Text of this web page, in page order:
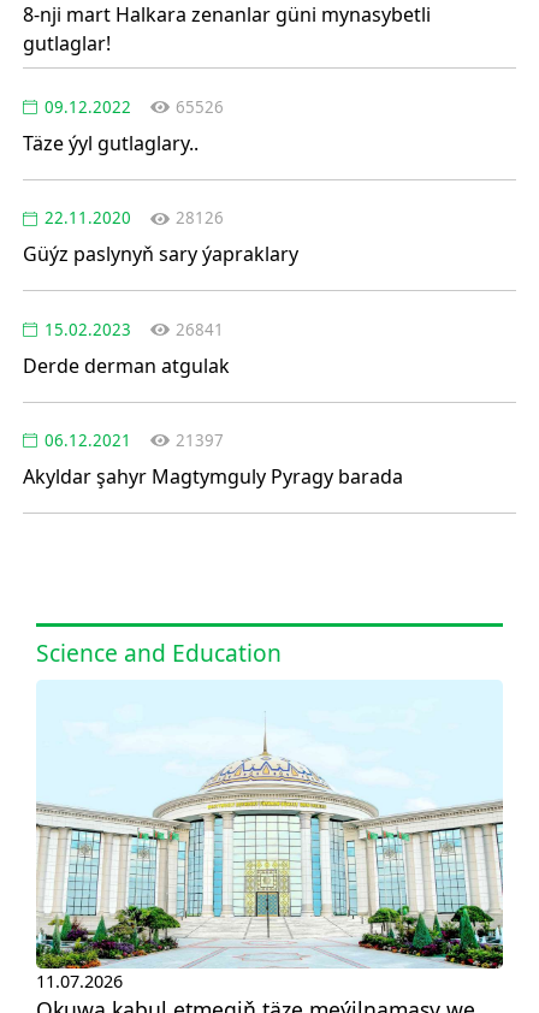
8-nji mart Halkara zenanlar güni mynasybetli
gutlaglar!
09.12.2022 65526
Täze ýyl gutlaglary..
22.11.2020 28126
Güýz paslynyň sary ýapraklary
15.02.2023 26841
Derde derman atgulak
06.12.2021 21397
Akyldar şahyr Magtymguly Pyragy barada
Science and Education
11.07.2026